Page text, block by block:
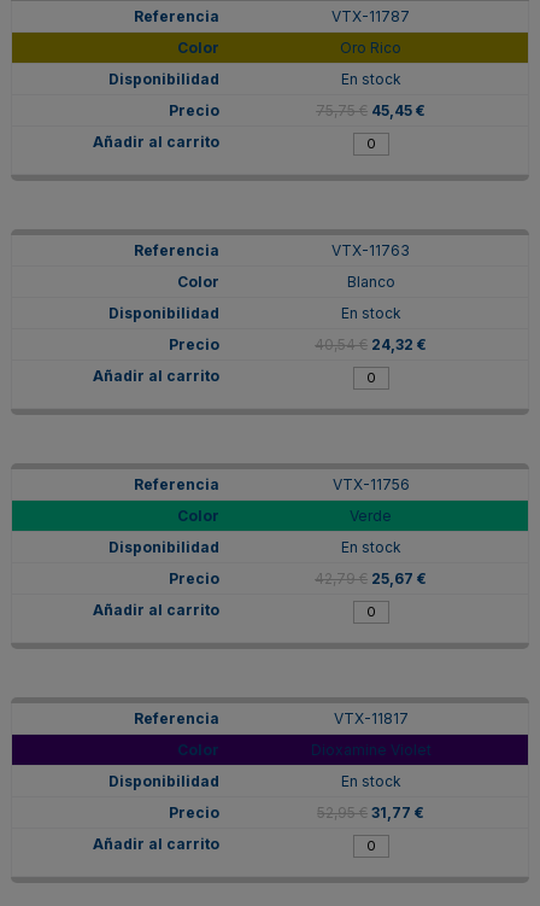
VTX-11787
Oro Rico
En stock
75,75 € 45,45 €
VTX-11763
Blanco
En stock
40,54 € 24,32 €
VTX-11756
Verde
En stock
42,79 € 25,67 €
VTX-11817
Dioxamine Violet
En stock
52,95 € 31,77 €